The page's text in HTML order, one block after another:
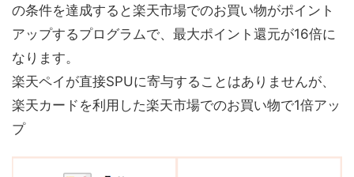
の条件を達成すると楽天市場でのお買い物がポイント
アップするプログラムで、最大ポイント還元が16倍に
なります。
楽天ペイが直接SPUに寄与することはありませんが、
楽天カードを利用した楽天市場でのお買い物で1倍アッ
プ